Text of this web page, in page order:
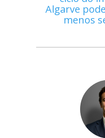
Algarve
menos